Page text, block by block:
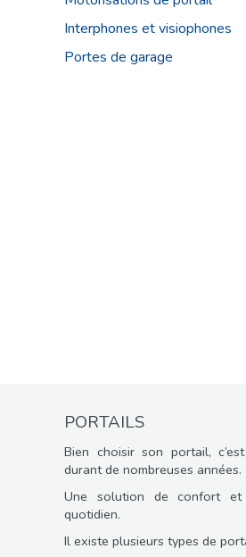
Interphones et visiophones
Portes de garage
PORTAILS
Bien choisir son portail,
durant de nombreuses années.
Une solution de confort
quotidien.
Il existe plusieurs types de